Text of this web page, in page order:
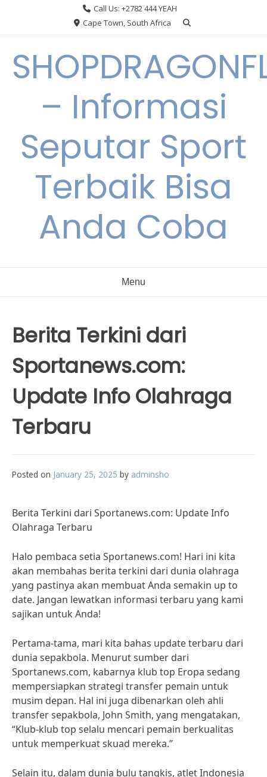
Call Us: +2782 444 YEAH
Cape Town, South Africa
– Informasi
Seputar Sport
Terbaik Bisa
Anda Coba
Menu
Berita Terkini dari
Sportanews.com:
Update Info Olahraga
Terbaru
Posted on January 25, 2025 by adminsho
Berita Terkini dari Sportanews.com: Update Info
Olahraga Terbaru
Halo pembaca setia Sportanews.com! Hari ini kita
akan membahas berita terkini dari dunia olahraga
yang pastinya akan membuat Anda semakin up to
date. Jangan lewatkan informasi terbaru yang kami
sajikan untuk Anda!
Pertama-tama, mari kita bahas update terbaru dari
dunia sepakbola. Menurut sumber dari
Sportanews.com, kabarnya klub top Eropa sedang
mempersiapkan strategi transfer pemain untuk
musim depan. Hal ini juga dibenarkan oleh ahli
transfer sepakbola, John Smith, yang mengatakan,
“Klub-klub top selalu mencari pemain berkualitas
untuk memperkuat skuad mereka.”
Selain itu, dalam dunia bulu tangkis, atlet Indonesia